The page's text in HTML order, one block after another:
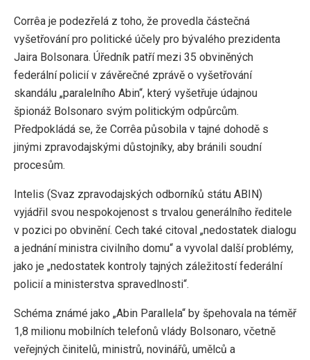
Corrêa je podezřelá z toho, že provedla částečná
vyšetřování pro politické účely pro bývalého prezidenta
Jaira Bolsonara. Úředník patří mezi 35 obviněných
federální policií v závěrečné zprávě o vyšetřování
skandálu „paralelního Abin“, který vyšetřuje údajnou
špionáž Bolsonaro svým politickým odpůrcům.
Předpokládá se, že Corrêa působila v tajné dohodě s
jinými zpravodajskými důstojníky, aby bránili soudní
procesům.
Intelis (Svaz zpravodajských odborníků státu ABIN)
vyjádřil svou nespokojenost s trvalou generálního ředitele
v pozici po obvinění. Cech také citoval „nedostatek dialogu
a jednání ministra civilního domu“ a vyvolal další problémy,
jako je „nedostatek kontroly tajných záležitostí federální
policií a ministerstva spravedlnosti“.
Schéma známé jako „Abin Parallela“ by špehovala na téměř
1,8 milionu mobilních telefonů vlády Bolsonaro, včetně
veřejných činitelů, ministrů, novinářů, umělců a